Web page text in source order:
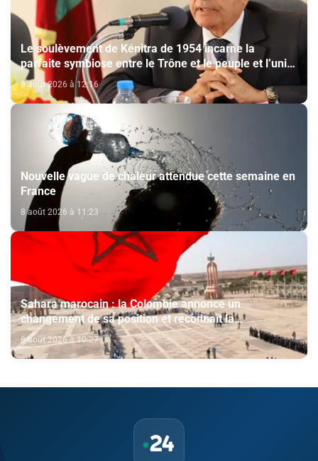
Le soulèvement de Kénitra de 1954 incarne la
parfaite symbiose entre le Trône et le peuple et l’unité
de volonté et de destin (M. El Ktiri)
8 août 2026 à 12:16
Nouvelle vague de chaleur attendue cette semaine en
France
8 août 2026 à 11:23
Sahara marocain : la Colombie annonce un
changement de sa position et reconnaît la
souveraineté du Maroc sur son Sahara
8 août 2026 à 10:27